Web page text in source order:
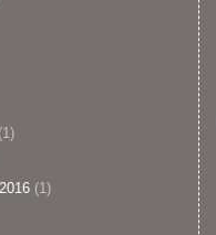
(1)
(1)